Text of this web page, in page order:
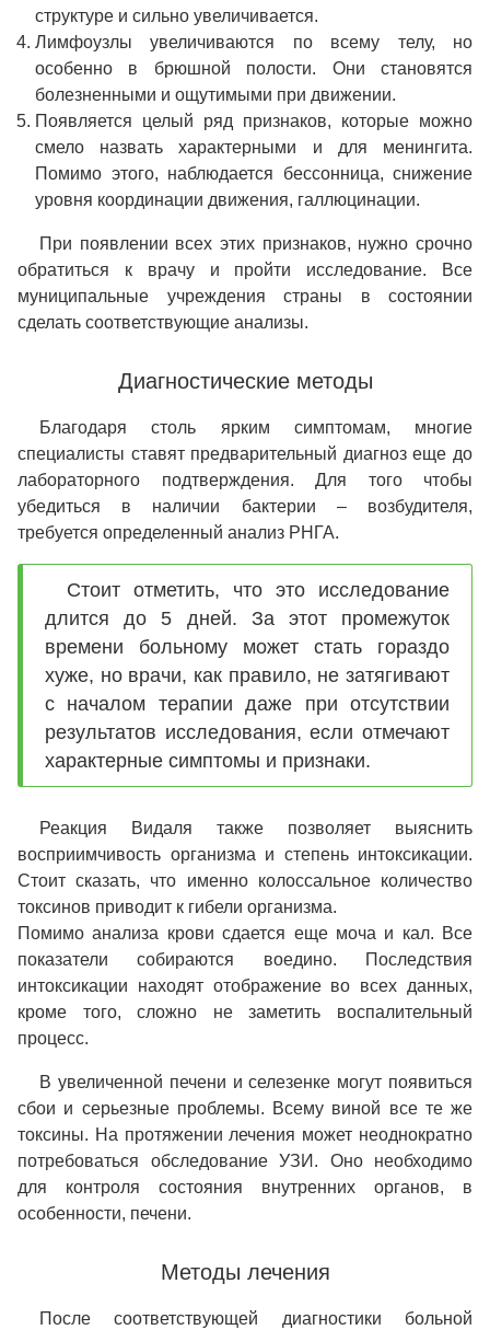
структуре и сильно увеличивается.
Лимфоузлы увеличиваются по всему телу, но
особенно в брюшной полости. Они становятся
болезненными и ощутимыми при движении.
Появляется целый ряд признаков, которые можно
смело назвать характерными и для менингита.
Помимо этого, наблюдается бессонница, снижение
уровня координации движения, галлюцинации.
При появлении всех этих признаков, нужно срочно
обратиться к врачу и пройти исследование. Все
муниципальные учреждения страны в состоянии
сделать соответствующие анализы.
Диагностические методы
Благодаря столь ярким симптомам, многие
специалисты ставят предварительный диагноз еще до
лабораторного подтверждения. Для того чтобы
убедиться в наличии бактерии – возбудителя,
требуется определенный анализ РНГА.
Стоит отметить, что это исследование
длится до 5 дней. За этот промежуток
времени больному может стать гораздо
хуже, но врачи, как правило, не затягивают
с началом терапии даже при отсутствии
результатов исследования, если отмечают
характерные симптомы и признаки.
Реакция Видаля также позволяет выяснить
восприимчивость организма и степень интоксикации.
Стоит сказать, что именно колоссальное количество
токсинов приводит к гибели организма.
Помимо анализа крови сдается еще моча и кал. Все
показатели собираются воедино. Последствия
интоксикации находят отображение во всех данных,
кроме того, сложно не заметить воспалительный
процесс.
В увеличенной печени и селезенке могут появиться
сбои и серьезные проблемы. Всему виной все те же
токсины. На протяжении лечения может неоднократно
потребоваться обследование УЗИ. Оно необходимо
для контроля состояния внутренних органов, в
особенности, печени.
Методы лечения
После соответствующей диагностики больной